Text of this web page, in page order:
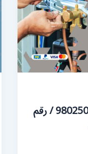
تركيب تكييف غرناطة / 98025055 / رقم